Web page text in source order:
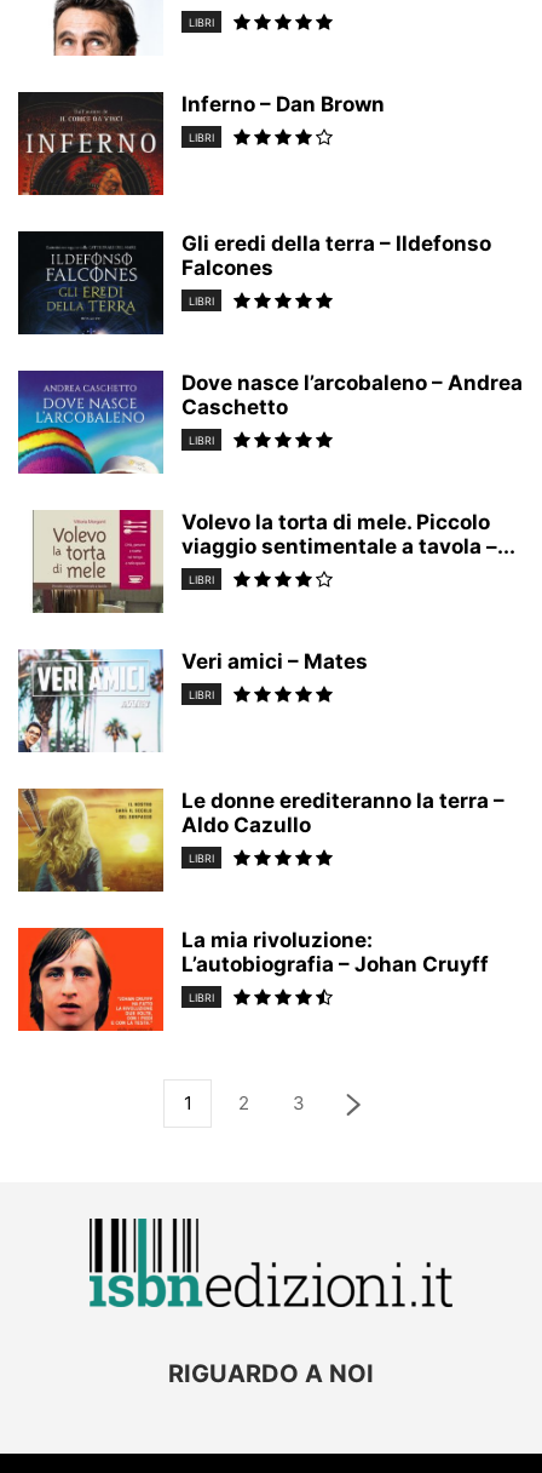
LIBRI
Inferno – Dan Brown
LIBRI
Gli eredi della terra – Ildefonso
Falcones
LIBRI
Dove nasce l’arcobaleno – Andrea
Caschetto
LIBRI
Volevo la torta di mele. Piccolo
viaggio sentimentale a tavola –...
LIBRI
Veri amici – Mates
LIBRI
Le donne erediteranno la terra –
Aldo Cazullo
LIBRI
La mia rivoluzione:
L’autobiografia – Johan Cruyff
LIBRI
1 2 3
RIGUARDO A NOI